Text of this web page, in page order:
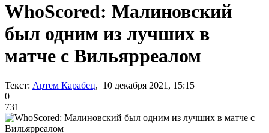
WhoScored: Малиновский
был одним из лучших в
матче с Вильярреалом
Текст: Артем Карабец, 10 декабря 2021, 15:15
0
731